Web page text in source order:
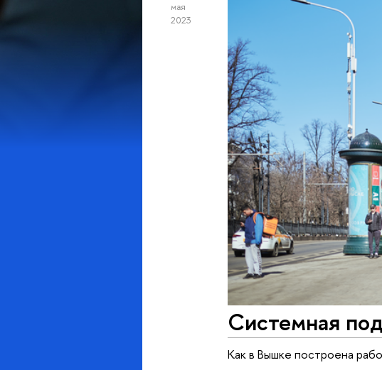
мая
2023
Системная
Как в Вышке построена